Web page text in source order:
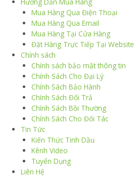
Mua Hàng Qua Điện Thoại
Mua Hàng Qua Email
Mua Hàng Tại Cửa Hàng
Đặt Hàng Trực Tiếp Tại Website
Chính sách
Chính sách bảo mật thông tin
Chính Sách Cho Đại Lý
Chính Sách Bảo Hành
Chính Sách Đổi Trả
Chính Sách Bồi Thường
Chính Sách Cho Đối Tác
Tin Tức
Kiến Thức Tinh Dầu
Kênh Video
Tuyển Dụng
Liên Hệ